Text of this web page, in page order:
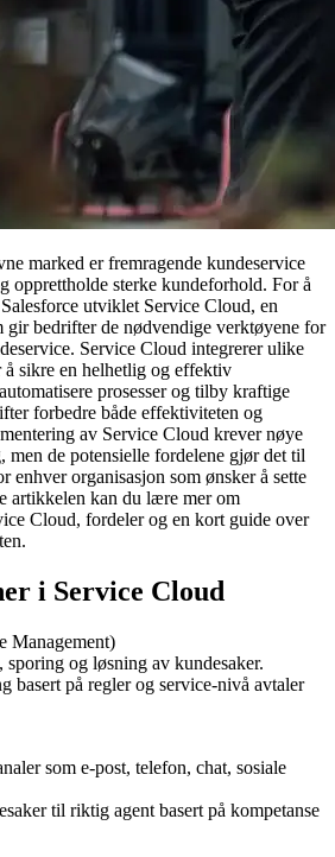
marked er fremragende kundeservice
opprettholde sterke kundeforhold. For å
utviklet Service Cloud, en
gir bedrifter de nødvendige verktøyene for
Service Cloud integrerer ulike
sikre en helhetlig og effektiv
prosesser og tilby kraftige
forbedre både effektiviteten og
av Service Cloud krever nøye
men de potensielle fordelene gjør det til
enhver organisasjon som ønsker å sette
artikkelen kan du lære mer om
Cloud, fordeler og en kort guide over
i Service Cloud
Management)
og løsning av kundesaker.
basert på regler og service-nivå avtaler
som e-post, telefon, chat, sosiale
til riktig agent basert på kompetanse